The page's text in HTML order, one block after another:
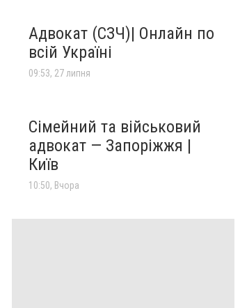
Адвокат (СЗЧ)| Онлайн по
всій Україні
09:53, 27 липня
Сімейний та військовий
адвокат — Запоріжжя |
Київ
10:50, Вчора